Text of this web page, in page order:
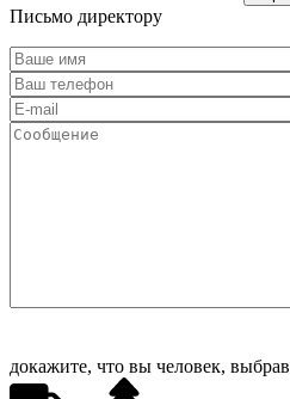
Письмо директору
докажите, что вы человек, выбрав